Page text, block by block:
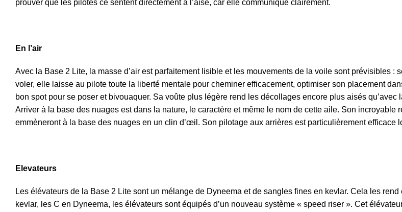
prouver que les pilotes ce sentent directement à l’aise, car elle communique clairement.
En l’air
Avec la Base 2 Lite, la masse d’air est parfaitement lisible et les mouvements de la voile sont prévisibles :
voler, elle laisse au pilote toute la liberté mentale pour cheminer efficacement, optimiser son placement
bon spot pour se poser et bivouaquer. Sa voûte plus légère rend les décollages encore plus aisés
Arriver à la base des nuages est dans la nature, le caractère et même le nom de cette aile. Son
emmèneront à la base des nuages en un clin d’œil. Son pilotage aux arrières est particulièrement efficace
Elevateurs
Les élévateurs de la Base 2 Lite sont un mélange de Dyneema et de sangles fines en kevlar. Cela les
kevlar, les C en Dyneema, les élévateurs sont équipés d’un nouveau système « speed riser ». Cet